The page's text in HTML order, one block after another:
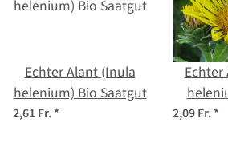
Echter Alant (Inula
helenium) Bio Saatgut
2,61 Fr.*
Echter
2,09 Fr.*